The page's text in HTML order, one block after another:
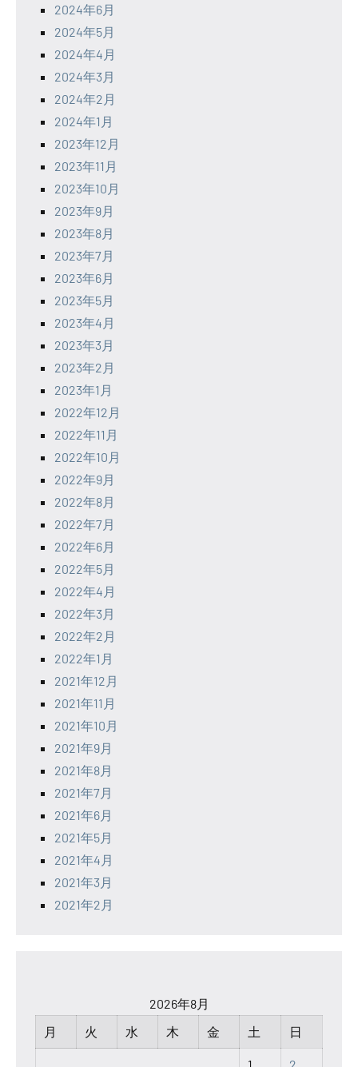
2024年6月
2024年5月
2024年4月
2024年3月
2024年2月
2024年1月
2023年12月
2023年11月
2023年10月
2023年9月
2023年8月
2023年7月
2023年6月
2023年5月
2023年4月
2023年3月
2023年2月
2023年1月
2022年12月
2022年11月
2022年10月
2022年9月
2022年8月
2022年7月
2022年6月
2022年5月
2022年4月
2022年3月
2022年2月
2022年1月
2021年12月
2021年11月
2021年10月
2021年9月
2021年8月
2021年7月
2021年6月
2021年5月
2021年4月
2021年3月
2021年2月
2026年8月
月
火 水 木 金 土 日
1 2